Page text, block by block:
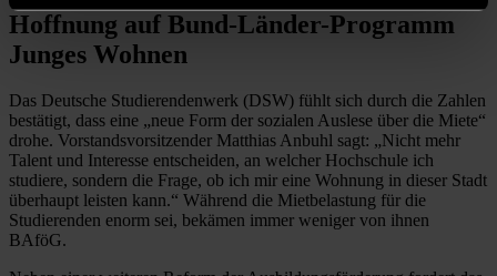
Hoffnung auf Bund-Länder-Programm
Junges Wohnen
Das Deutsche Studierendenwerk (DSW) fühlt sich durch die Zahlen
bestätigt, dass eine „neue Form der sozialen Auslese über die Miete“
drohe. Vorstandsvorsitzender Matthias Anbuhl sagt: „Nicht mehr
Talent und Interesse entscheiden, an welcher Hochschule ich
studiere, sondern die Frage, ob ich mir eine Wohnung in dieser Stadt
überhaupt leisten kann.“ Während die Mietbelastung für die
Studierenden enorm sei, bekämen immer weniger von ihnen
BAföG.